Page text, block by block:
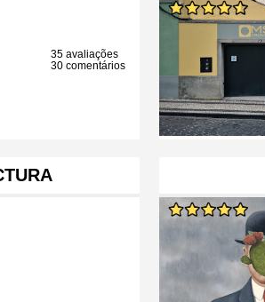
35 avaliações
30 comentários